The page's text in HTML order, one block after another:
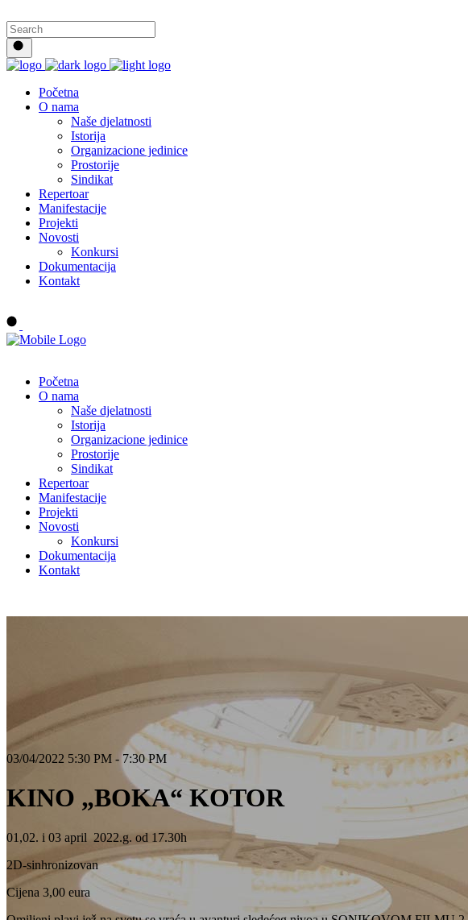
Početna
O nama
Naše djelatnosti
Istorija
Organizacione jedinice
Prostorije
Sindikat
Repertoar
Manifestacije
Projekti
Novosti
Konkursi
Dokumentacija
Kontakt
Početna
O nama
Naše djelatnosti
Istorija
Organizacione jedinice
Prostorije
Sindikat
Repertoar
Manifestacije
Projekti
Novosti
Konkursi
Dokumentacija
Kontakt
03/04/2022 5:30 PM - 7:30 PM
KINO „BOKA“ KOTOR
01,02. i 03 april 2022.g. od 17.30h
2D-sinhronizovan
Cijena 3,00 eura